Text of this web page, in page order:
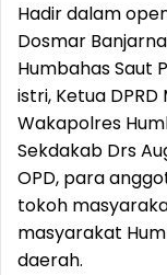
Hadir dalam
Dosmar
Humbahas Saut
istri, Ketua
Wakapolres
Sekdakab Drs
OPD, para
tokoh
masyarakat
daerah.